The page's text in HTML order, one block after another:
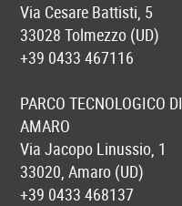
Via Cesare Battisti, 5
33028 Tolmezzo (UD)
+39 0433 467116
PARCO TECNOLOGICO DI
AMARO
Via Jacopo Linussio, 1
33020, Amaro (UD)
+39 0433 468137